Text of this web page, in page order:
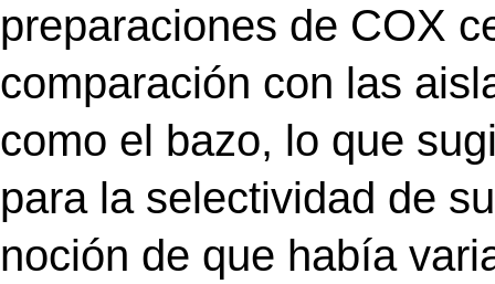
preparaciones de COX
comparación con las
como el bazo, lo que
para la selectividad de
noción de que había